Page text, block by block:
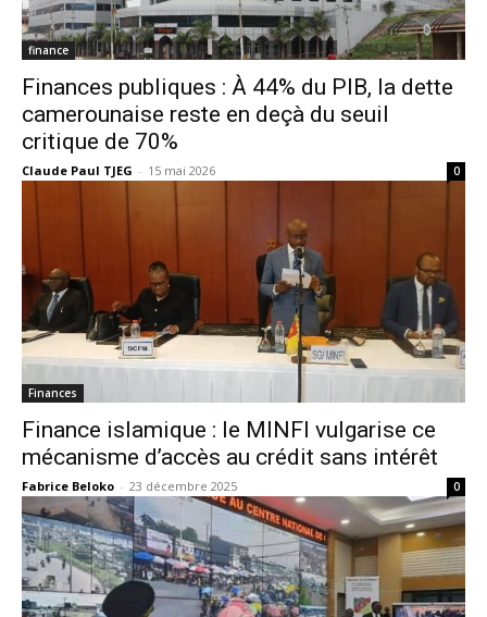
finance
Finances publiques : À 44% du PIB, la dette
camerounaise reste en deçà du seuil
critique de 70%
Claude Paul TJEG - 15 mai 2026 0
Finances
Finance islamique : le MINFI vulgarise ce
mécanisme d’accès au crédit sans intérêt
Fabrice Beloko - 23 décembre 2025 0